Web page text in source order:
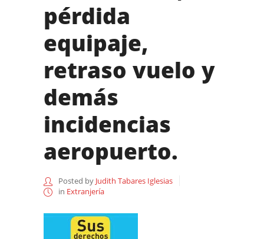
pérdida
equipaje,
retraso vuelo y
demás
incidencias
aeropuerto.
Posted by Judith Tabares Iglesias
in Extranjería